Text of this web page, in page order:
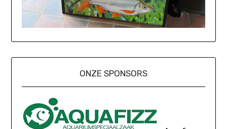
ONZE SPONSORS